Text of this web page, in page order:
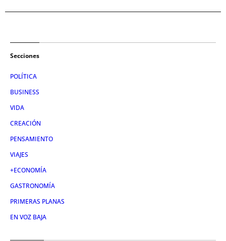
Secciones
POLÍTICA
BUSINESS
VIDA
CREACIÓN
PENSAMIENTO
VIAJES
+ECONOMÍA
GASTRONOMÍA
PRIMERAS PLANAS
EN VOZ BAJA